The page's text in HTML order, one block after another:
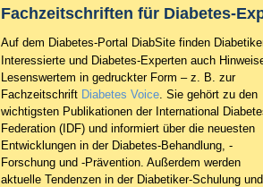
Fachzeitschriften für Diabetes-
Auf dem Diabetes-Portal DiabSite finden
Interessierte und Diabetes-Experten auch
Lesenswertem in gedruckter Form – z. B. zur
Fachzeitschrift Diabetes Voice. Sie gehört zu den
wichtigsten Publikationen der International
Federation (IDF) und informiert über die neuesten
Entwicklungen in der Diabetes-Behandlung, -
Forschung und -Prävention. Außerdem werden
aktuelle Tendenzen in der Diabetiker-Schulung und